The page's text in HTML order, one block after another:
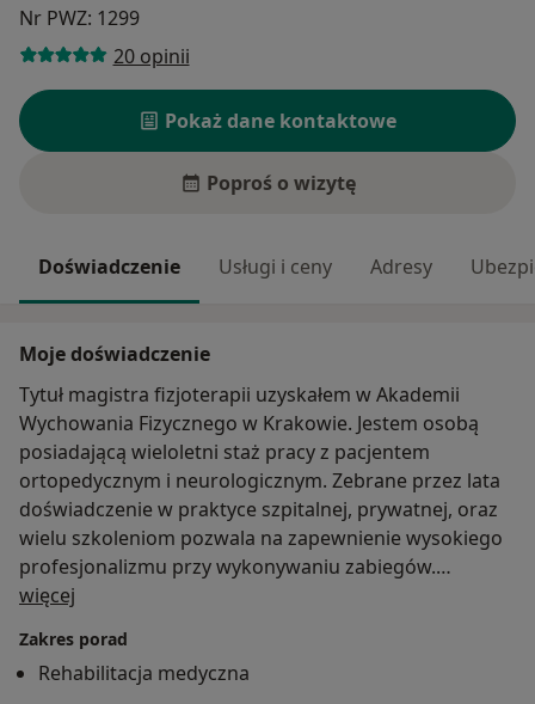
Nr PWZ: 1299
20 opinii
Pokaż dane kontaktowe
Poproś o wizytę
Doświadczenie Usługi i ceny Adresy
Moje doświadczenie
Tytuł magistra fizjoterapii uzyskałem w Akademii
Wychowania Fizycznego w Krakowie. Jestem osobą
posiadającą wieloletni staż pracy z pacjentem
ortopedycznym i neurologicznym. Zebrane przez lata
doświadczenie w praktyce szpitalnej, prywatnej, oraz
wielu szkoleniom pozwala na zapewnienie wysokiego
profesjonalizmu przy wykonywaniu zabiegów.
Charakteryzuje mnie kreatywność, oraz indywidualne
stosowanie odpowiedniej terapii, która skutkuje
szybkim powrotem do zdrowia.
więcej
Zakres porad
Rehabilitacja medyczna